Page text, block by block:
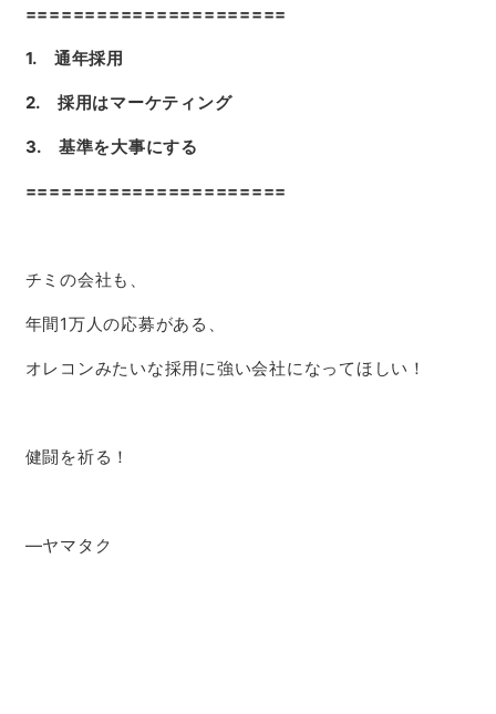
======================
1. 通年採用
2. 採用はマーケティング
3. 基準を大事にする
======================
チミの会社も、
年間1万人の応募がある、
オレコンみたいな採用に強い会社になってほしい！
健闘を祈る！
―ヤマタク